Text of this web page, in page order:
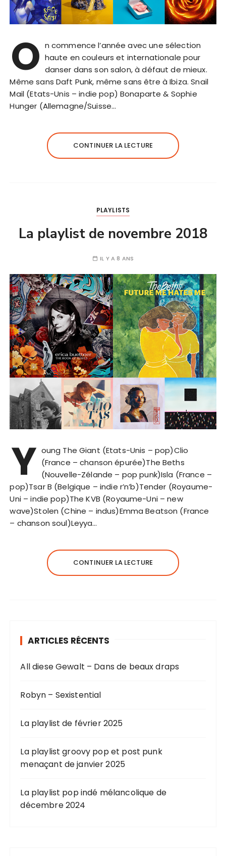
O n commence l’année avec une sélection
haute en couleurs et internationale pour
danser dans son salon, à défaut de mieux.
Même sans Daft Punk, même sans être à Ibiza. Snail
Mail (Etats-Unis – indie pop) Bonaparte & Sophie
Hunger (Allemagne/Suisse…
CONTINUER LA LECTURE
PLAYLISTS
La playlist de novembre 2018
IL Y A 8 ANS
Y oung The Giant (Etats-Unis – pop)Clio
(France – chanson épurée)The Beths
(Nouvelle-Zélande – pop punk)Isla (France –
pop)Tsar B (Belgique – indie r’n’b)Tender (Royaume-
Uni – indie pop)The KVB (Royaume-Uni – new
wave)Stolen (Chine – indus)Emma Beatson (France
– chanson soul)Leyya…
CONTINUER LA LECTURE
ARTICLES RÉCENTS
All diese Gewalt – Dans de beaux draps
Robyn – Sexistential
La playlist de février 2025
La playlist groovy pop et post punk
menaçant de janvier 2025
La playlist pop indé mélancolique de
décembre 2024